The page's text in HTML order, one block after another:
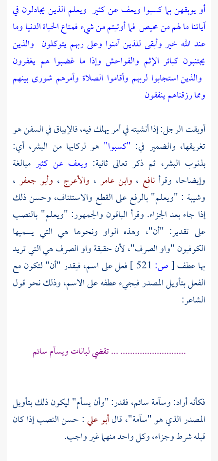
أو يوبقهن بما كسبوا ويعف عن كثير ويعلم الذين يجادلون في
آياتنا ما لهم من محيص فما أوتيتم من شيء فمتاع الحياة الدنيا وما
عند الله خير وأبقى للذين آمنوا وعلى ربهم يتوكلون والذين
يجتنبون كبائر الإثم والفواحش وإذا ما غضبوا هم يغفرون
والذين استجابوا لربهم وأقاموا الصلاة وأمرهم شورى بينهم
ومما رزقناهم ينفقون
أوبقت الرجل: إذا أنشبته في أمر يهلك فيه، فالإيباق في السفن هو
تغريقها، والضمير في: "كسبوا" هو لركابها من البشر، أي:
بذنوب البشر، ثم ذكر تعالى ثانية: ويعف عن كثير مبالغة
وإيضاحا، وقرأ نافع ، وابن عامر ، والأعرج ، وأبو جعفر ،
وشيبة : "ويعلم" بالرفع على القطع والاستئناف، وحسن ذلك
إذا جاء بعد الجزاء. وقرأ الباقون والجمهور: "ويعلم" بالنصب
على تقدير: "أن"، وهذه الواو ونحوها هي التي يسميها
الكوفيون "واو الصرف"، لأن حقيقة واو الصرف هي التي تريد
بها عطف[ص:
فعل على اسم، فيقدر "أن" لتكون مع
الفعل بتأويل المصدر فيجيء عطفه على الاسم، وذلك نحو قول
الشاعر:
........................... ... تقضي لبانات ويسأم سائم
فكأنه أراد: وسآمة سائم، فقدر: "وأن يسأم" ليكون ذلك بتأويل
المصدر الذي هو "سآمة"، قالأبو علي: حسن النصب إذا كان
قبله شرط وجزاء، وكل واحد منهما غير واجب.